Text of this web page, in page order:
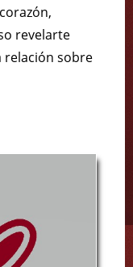
revelarte
relación sobre